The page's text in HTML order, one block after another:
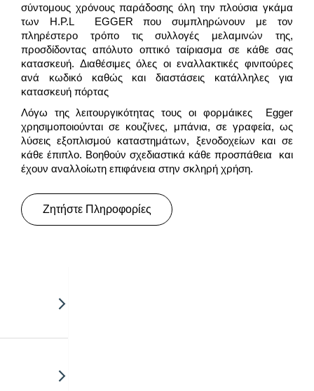
σύντομους χρόνους παράδοσης όλη την πλούσια γκάμα
των H.P.L EGGER που συμπληρώνουν με τον
πληρέστερο τρόπο τις συλλογές μελαμινών της,
προσδίδοντας απόλυτο οπτικό ταίριασμα σε κάθε σας
κατασκευή. Διαθέσιμες όλες οι εναλλακτικές φινιτούρες
ανά κωδικό καθώς και διαστάσεις κατάλληλες για
κατασκευή πόρτας
Λόγω της λειτουργικότητας τους οι φορμάικες Egger
χρησιμοποιούνται σε κουζίνες, μπάνια, σε γραφεία, ως
λύσεις εξοπλισμού καταστημάτων, ξενοδοχείων και σε
κάθε έπιπλο. Βοηθούν σχεδιαστικά κάθε προσπάθεια και
έχουν αναλλοίωτη επιφάνεια στην σκληρή χρήση.
Ζητήστε Πληροφορίες